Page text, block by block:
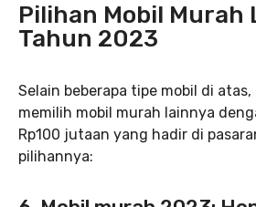
Pilihan Mobil Murah
Tahun 2023
Selain beberapa tipe mobil di
memilih mobil murah lainnya
Rp100 jutaan yang hadir di
pilihannya: